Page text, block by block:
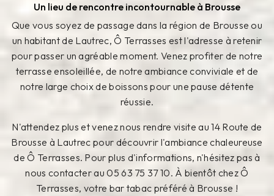
Un lieu de rencontre incontournable à Brousse
Que vous soyez de passage dans la région de Brousse ou
un habitant de Lautrec, Ô Terrasses est l'adresse à retenir
pour passer un agréable moment. Venez profiter de notre
terrasse ensoleillée, de notre ambiance conviviale et de
notre large choix de boissons pour une pause détente
réussie.
N'attendez plus et venez nous rendre visite au 14 Route de
Brousse à Lautrec pour découvrir l'ambiance chaleureuse
de Ô Terrasses. Pour plus d'informations, n'hésitez pas à
nous contacter au 05 63 75 37 10. À bientôt chez Ô
Terrasses, votre bar tabac préféré à Brousse !